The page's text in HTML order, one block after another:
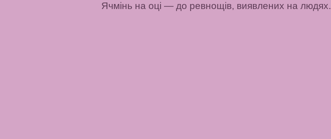
Ячмінь на оці — до ревнощів, виявлених на людях.